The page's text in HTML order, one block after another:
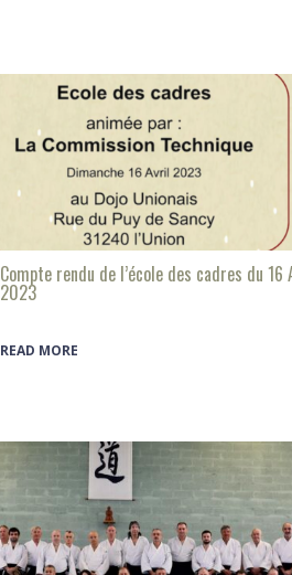
Compte rendu de l’école des cadres du 16
2023
READ MORE